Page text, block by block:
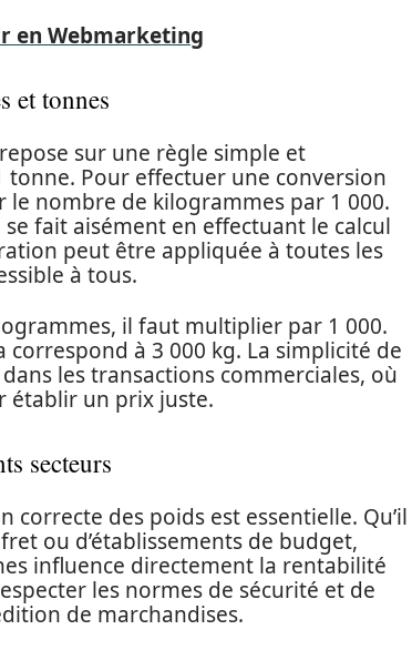
en Webmarketing
et tonnes
sur une règle simple et
Pour effectuer une conversion
nombre de kilogrammes par 1 000.
se fait aisément en effectuant le calcul
peut être appliquée à toutes les
à tous.
il faut multiplier par 1 000.
correspond à 3 000 kg. La simplicité de
les transactions commerciales, où
établir un prix juste.
secteurs
des poids est essentielle. Qu’il
ou d’établissements de budget,
influence directement la rentabilité
les normes de sécurité et de
de marchandises.